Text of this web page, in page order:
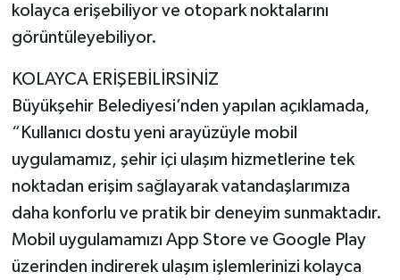
kolayca erişebiliyor ve otopark noktalarını
görüntüleyebiliyor.
KOLAYCA ERİŞEBİLİRSİNİZ
Büyükşehir Belediyesi’nden yapılan açıklamada,
“Kullanıcı dostu yeni arayüzüyle mobil
uygulamamız, şehir içi ulaşım hizmetlerine tek
noktadan erişim sağlayarak vatandaşlarımıza
daha konforlu ve pratik bir deneyim sunmaktadır.
Mobil uygulamamızı App Store ve Google Play
üzerinden indirerek ulaşım işlemlerinizi kolayca